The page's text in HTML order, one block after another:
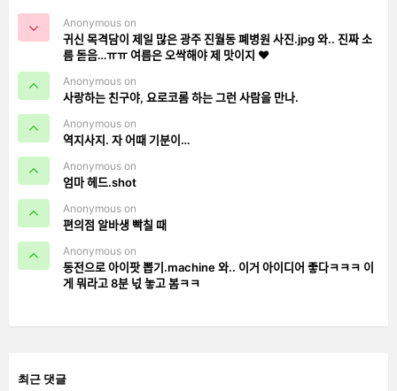
Anonymous on
귀신 목격담이 제일 많은 광주 진월동 폐병원 사진.jpg 와.. 진짜 소
름 돋음…ㅠㅠ 여름은 오싹해야 제 맛이지 ❤️
Anonymous on
사랑하는 친구야, 요로코롬 하는 그런 사람을 만나.
Anonymous on
역지사지. 자 어때 기분이…
Anonymous on
엄마 헤드.shot
Anonymous on
편의점 알바생 빡칠 때
Anonymous on
동전으로 아이팟 뽑기.machine 와.. 이거 아이디어 좋다ㅋㅋㅋ 이
게 뭐라고 8분 넋 놓고 봄ㅋㅋ
최근 댓글